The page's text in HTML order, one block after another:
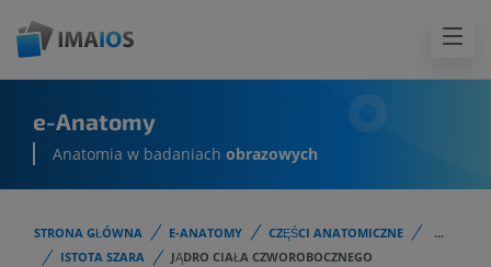
e-Anatomy
Anatomia w badaniach obrazowych
STRONA GŁÓWNA E-ANATOMY CZĘŚCI ANATOMICZNE
...
ISTOTA SZARA
JĄDRO CIAŁA CZWOROBOCZNEGO